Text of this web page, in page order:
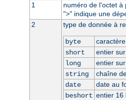
1
numéro de l'octet à
">" indique une
2
type de donnée à
byte
short
entier
long
entier
string
chaîne
date
date au
beshort entier 16